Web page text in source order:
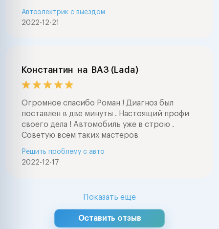
2022-12-21
Автоэлектрик с выездом
Константин на ВАЗ (Lada)
Огромное спасибо Роман ! Диагноз был
поставлен в две минуты . Настоящий профи
своего дела ! Автомобиль уже в строю .
Советую всем таких мастеров
2022-12-17
Решить проблему с авто
Показать еще
Оставить отзыв